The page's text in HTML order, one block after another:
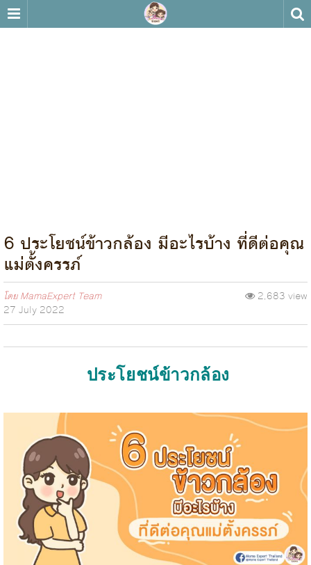
6 ประโยชน์ข้าวกล้อง มีอะไรบ้าง ที่ดีต่อคุณ
แม่ตั้งครรภ์
โดยMamaExpert Team
27 July 2022
2,683 view
ประโยชน์ข้าวกล้อง